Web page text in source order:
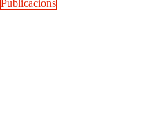
Publicacions